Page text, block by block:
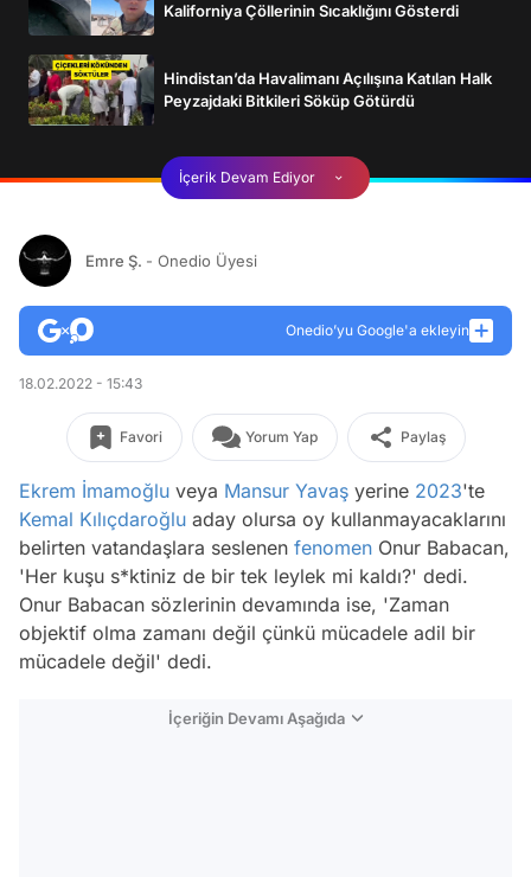
Kaliforniya Çöllerinin Sıcaklığını Gösterdi
Hindistan’da Havalimanı Açılışına Katılan Halk
Peyzajdaki Bitkileri Söküp Götürdü
İçerik Devam Ediyor
Emre Ş. - Onedio Üyesi
Onedio’yu Google'a ekleyin
18.02.2022 - 15:43
Favori Yorum Yap Paylaş
Ekrem İmamoğlu veya Mansur Yavaş yerine 2023'te
Kemal Kılıçdaroğlu aday olursa oy kullanmayacaklarını
belirten vatandaşlara seslenen fenomen Onur Babacan,
'Her kuşu s*ktiniz de bir tek leylek mi kaldı?' dedi.
Onur Babacan sözlerinin devamında ise, 'Zaman
objektif olma zamanı değil çünkü mücadele adil bir
mücadele değil' dedi.
İçeriğin Devamı Aşağıda